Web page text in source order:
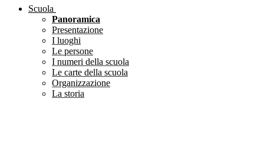
Scuola
Panoramica
Presentazione
I luoghi
Le persone
I numeri della scuola
Le carte della scuola
Organizzazione
La storia